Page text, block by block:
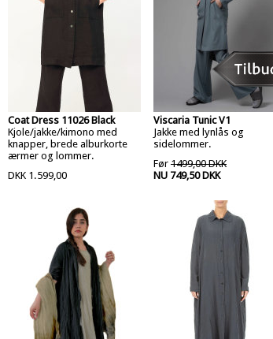
Coat Dress 11026 Black
Kjole/jakke/kimono med
knapper, brede alburkorte
ærmer og lommer.
DKK 1.599,00
Viscaria Tunic V1
Jakke med lynlås og
sidelommer.
Før 1499,00 DKK
NU 749,50 DKK